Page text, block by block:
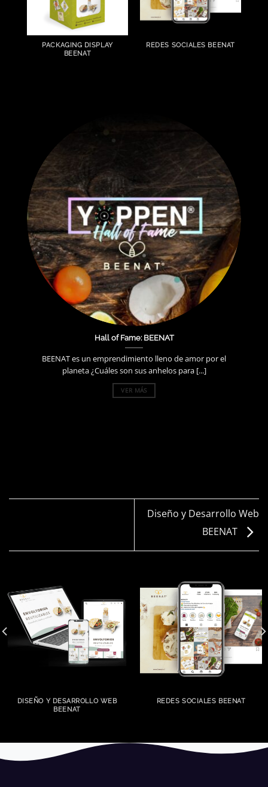
PACKAGING DISPLAY
BEENAT
REDES SOCIALES BEENAT
Hall of Fame: BEENAT
BEENAT es un emprendimiento lleno de amor por el
planeta ¿Cuáles son sus anhelos para [...]
VER MÁS
Diseño y Desarrollo Web
BEENAT
DISEÑO Y DESARROLLO WEB
BEENAT
REDES SOCIALES BEENAT